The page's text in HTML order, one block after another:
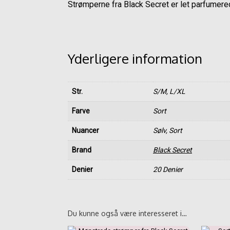
Strømperne fra Black Secret er let
Yderligere information
Str. S/M, L/XL
Farve Sort
Nuancer Sølv, Sort
Brand Black Secret
Denier 20 Denier
Du kunne også være interesseret i…